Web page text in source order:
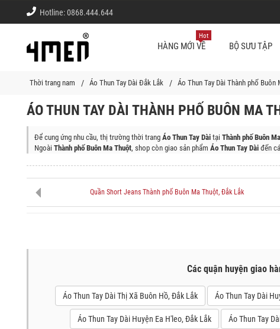
Hotline:0868.444.644
HÀNG MỚI VỀ
Hot
BỘ SƯU TẬP
Thời trang nam Áo Thun Tay Dài Đắk Lắk Áo Thun Tay Dài Thành phố
ÁO THUN TAY DÀI THÀNH PHỐ BUÔN MA
Để cung ứng nhu cầu, thị trường thời trang Áo Thun Tay Dàitại Thành phố Buôn
Ngoài Thành phố Buôn Ma Thuột, shop còn giao sản phẩm Áo Thun Tay Dàiđến
Quần Short Jeans Thành phố Buôn Ma Thuột, Đắk Lắk
Các quận huyện giao
Áo Thun Tay Dài Thị Xã Buôn Hồ, Đắk Lắk Áo Thun Tay Dài
Áo Thun Tay Dài Huyện Ea H'leo, Đắk Lắk Áo Thun Tay